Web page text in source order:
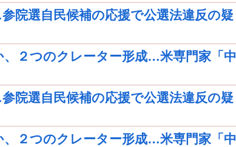
院選自民候補の応援で公選法違反の疑
、２つのクレーター形成…米専門家「中
院選自民候補の応援で公選法違反の疑
、２つのクレーター形成…米専門家「中